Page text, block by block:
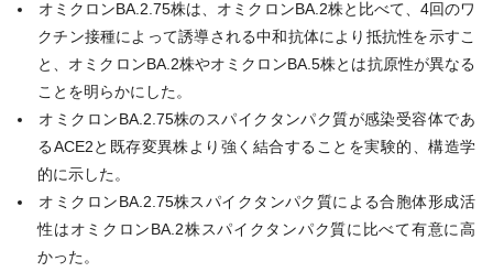
オミクロンBA.2.75株は、オミクロンBA.2株と比べて、4回のワ
クチン接種によって誘導される中和抗体により抵抗性を示すこ
と、オミクロンBA.2株やオミクロンBA.5株とは抗原性が異なる
ことを明らかにした。
オミクロンBA.2.75株のスパイクタンパク質が感染受容体であ
るACE2と既存変異株より強く結合することを実験的、構造学
的に示した。
オミクロンBA.2.75株スパイクタンパク質による合胞体形成活
性はオミクロンBA.2株スパイクタンパク質に比べて有意に高
かった。